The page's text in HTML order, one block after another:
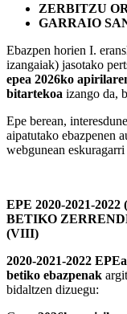
ZERBITZU
GARRAIO
Ebazpen horien I.
izangaiak) jasotako
epea 2026ko
bitartekoa izango da,
Epe berean,
aipatutako ebazpenen
webgunean
EPE 2020-2021-
BETIKO
(VIII)
2020-2021-2022
betiko ebazpenak
bidaltzen dizuegu: